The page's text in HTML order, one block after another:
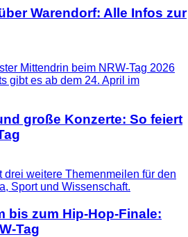
Warendorf: Alle Infos zur
große Konzerte: So feiert
bis zum Hip-Hop-Finale:
Tag